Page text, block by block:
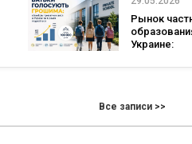
Рынок
Украине:
удвоилось,
раза
Все записи >>